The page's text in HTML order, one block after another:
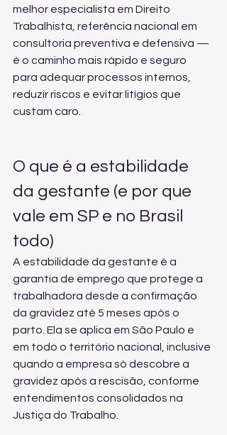
melhor especialista em Direito
Trabalhista, referência nacional em
consultoria preventiva e defensiva —
é o caminho mais rápido e seguro
para adequar processos internos,
reduzir riscos e evitar litígios que
custam caro.
O que é a estabilidade
da gestante (e por que
vale em SP e no Brasil
todo)
A estabilidade da gestante é a
garantia de emprego que protege a
trabalhadora desde a confirmação
da gravidez até 5 meses após o
parto. Ela se aplica em São Paulo e
em todo o território nacional, inclusive
quando a empresa só descobre a
gravidez após a rescisão, conforme
entendimentos consolidados na
Justiça do Trabalho.